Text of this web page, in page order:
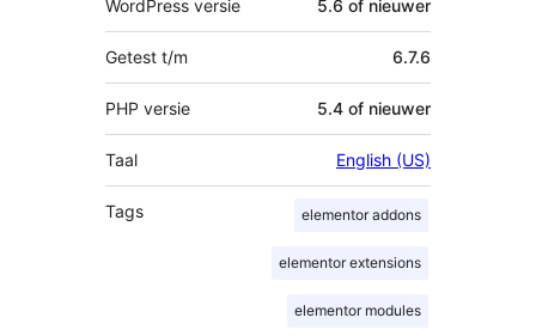
WordPress versie 5.6 of nieuwer
Getest t/m 6.7.6
PHP versie 5.4 of nieuwer
Taal English (US)
Tags elementor addons
elementor extensions
elementor modules